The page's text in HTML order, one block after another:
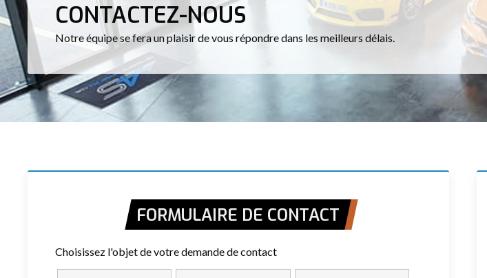
CONTACTEZ-NOUS
Notre équipe se fera un plaisir de vous répondre dans les meilleurs délais.
FORMULAIRE DE CONTACT
Choisissez l'objet de votre demande de contact